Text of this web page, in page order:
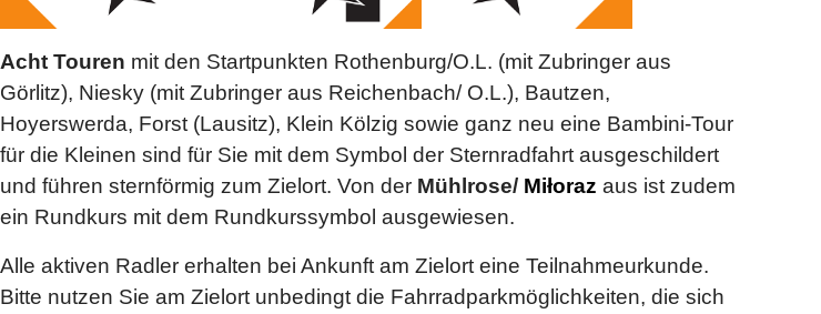
Acht Touren mit den Startpunkten Rothenburg/O.L. (mit Zubringer aus
Görlitz), Niesky (mit Zubringer aus Reichenbach/ O.L.), Bautzen,
Hoyerswerda, Forst (Lausitz), Klein Kölzig sowie ganz neu eine Bambini-Tour
für die Kleinen sind für Sie mit dem Symbol der Sternradfahrt ausgeschildert
und führen sternförmig zum Zielort. Von der Mühlrose/ Miłoraz aus ist zudem
ein Rundkurs mit dem Rundkurssymbol ausgewiesen.
Alle aktiven Radler erhalten bei Ankunft am Zielort eine Teilnahmeurkunde.
Bitte nutzen Sie am Zielort unbedingt die Fahrradparkmöglichkeiten, die sich